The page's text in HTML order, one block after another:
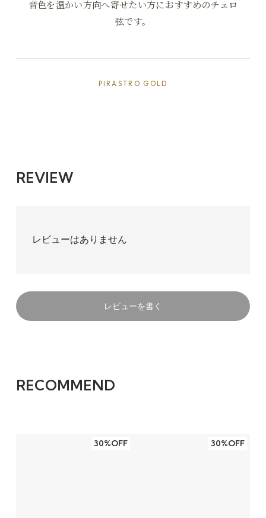
音色を温かい方向へ寄せたい方におすすめのチェロ
弦です。
PIRASTRO GOLD
REVIEW
レビューはありません
レビューを書く
RECOMMEND
30%OFF 30%OFF